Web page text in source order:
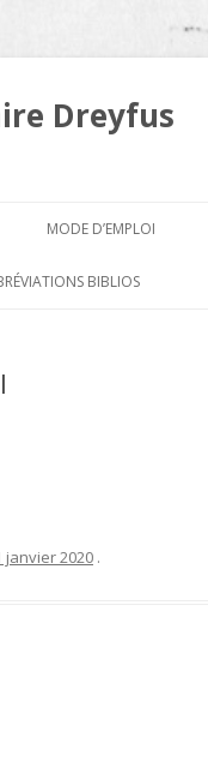
Dreyfus
MODE D’EMPLOI
BIBLIOS
janvier 2020 .